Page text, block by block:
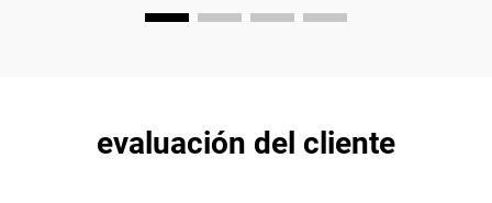
evaluación del cliente